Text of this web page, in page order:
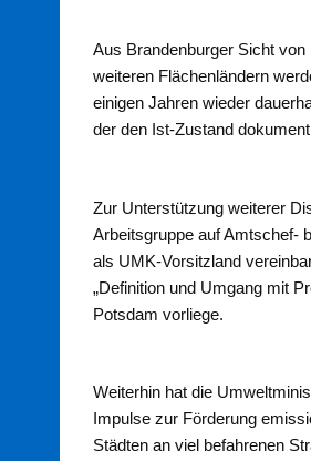
Aus Brandenburger Sicht
weiteren Flächenländern
einigen Jahren wieder
der den Ist-Zustand
Zur Unterstützung weiterer
Arbeitsgruppe auf Amtschef-
als UMK-Vorsitzland
„Definition und Umgang mit
Potsdam vorliege.
Weiterhin hat die
Impulse zur Förderung
Städten an viel befahrenen